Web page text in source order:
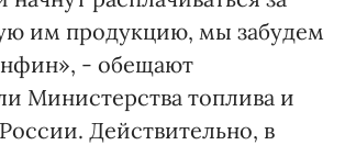
им продукцию, мы забудем
- обещают
Министерства топлива и
Действительно, в